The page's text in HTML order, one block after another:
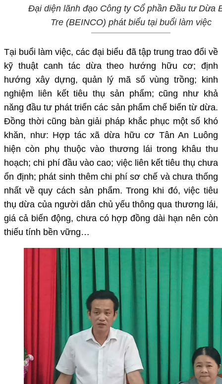
Đại diện lãnh đạo Công ty Cổ phần Đầu tư Dừa
Tre (BEINCO) phát biểu tại buổi làm việc
Tại buổi làm việc, các đại biểu đã tập trung trao đổi về
kỹ thuật canh tác dừa theo hướng hữu cơ; định
hướng xây dựng, quản lý mã số vùng trồng; kinh
nghiệm liên kết tiêu thụ sản phẩm; cũng như khả
năng đầu tư phát triển các sản phẩm chế biến từ dừa.
Đồng thời cũng bàn giải pháp khắc phục một số khó
khăn, như: Hợp tác xã dừa hữu cơ Tân An Luông
hiện còn phụ thuộc vào thương lái trong khâu thu
hoạch; chi phí đầu vào cao; việc liên kết tiêu thụ chưa
ổn định; phát sinh thêm chi phí sơ chế và chưa thống
nhất về quy cách sản phẩm. Trong khi đó, việc tiêu
thụ dừa của người dân chủ yếu thông qua thương lái,
giá cả biến động, chưa có hợp đồng dài hạn nên còn
thiếu tính bền vững…